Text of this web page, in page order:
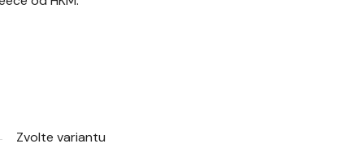
Zvolte variantu